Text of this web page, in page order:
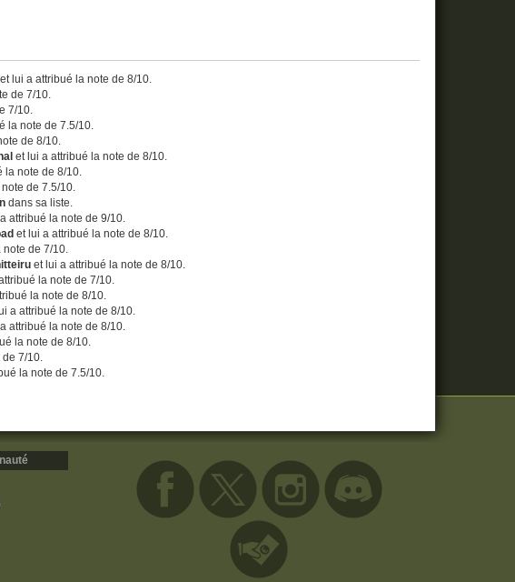
et lui a attribué la note de 8/10.
de 7/10.
7/10.
la note de 7.5/10.
de 8/10.
et lui a attribué la note de 8/10.
la note de 8/10.
de 7.5/10.
dans sa liste.
attribué la note de 9/10.
et lui a attribué la note de 8/10.
note de 7/10.
et lui a attribué la note de 8/10.
la note de 7/10.
la note de 8/10.
a attribué la note de 8/10.
attribué la note de 8/10.
la note de 8/10.
de 7/10.
la note de 7.5/10.